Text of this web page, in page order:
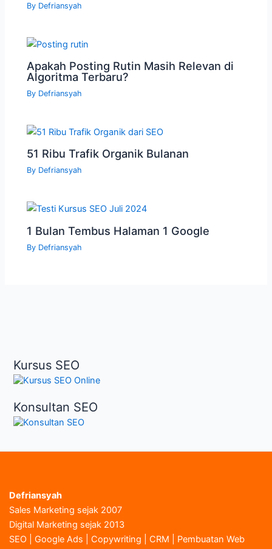
By Defriansyah
Apakah Posting Rutin Masih Relevan di
Algoritma Terbaru?
By Defriansyah
51 Ribu Trafik Organik Bulanan
By Defriansyah
1 Bulan Tembus Halaman 1 Google
By Defriansyah
Kursus SEO
Konsultan SEO
Defriansyah
Sales Marketing sejak 2007
Digital Marketing sejak 2013
SEO | Google Ads | Copywriting | CRM | Pembuatan Web